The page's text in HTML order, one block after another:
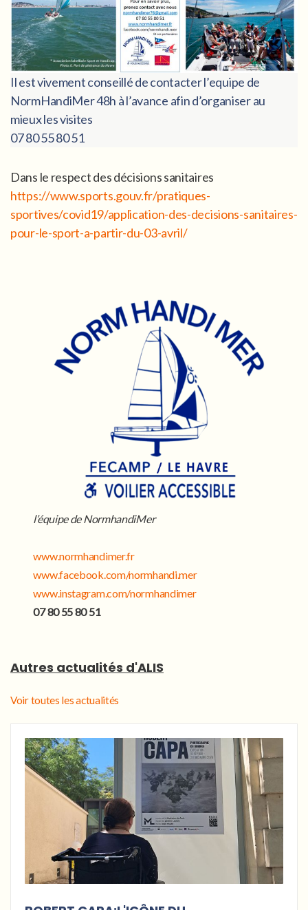
Il est vivement conseillé de contacter l’equipe de
NormHandiMer 48h à l’avance afin d’organiser au
mieux les visites
07 80 55 80 51
Dans le respect des décisions sanitaires
https://www.sports.gouv.fr/pratiques-
sportives/covid19/application-des-decisions-sanitaires-
pour-le-sport-a-partir-du-03-avril/
l’équipe de NormhandiMer
www.normhandimer.fr
www.facebook.com/normhandi.mer
www.instagram.com/normhandimer
07 80 55 80 51
Autres actualités d'ALIS
Voir toutes les actualités